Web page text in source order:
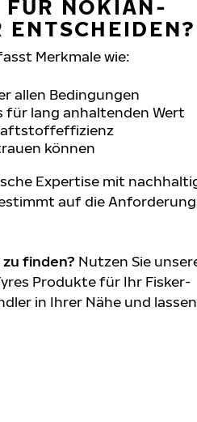
FÜR NOKIAN-
ENTSCHEIDEN?
Merkmale wie:
allen Bedingungen
für lang anhaltenden Wert
können
Expertise mit
auf die
finden? Nutzen Sie
Produkte für Ihr Fisker-
in Ihrer Nähe und